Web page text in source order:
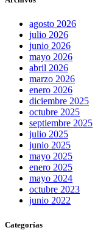
agosto 2026
julio 2026
junio 2026
mayo 2026
abril 2026
marzo 2026
enero 2026
diciembre 2025
octubre 2025
septiembre 2025
julio 2025
junio 2025
mayo 2025
enero 2025
mayo 2024
octubre 2023
junio 2022
Categorías